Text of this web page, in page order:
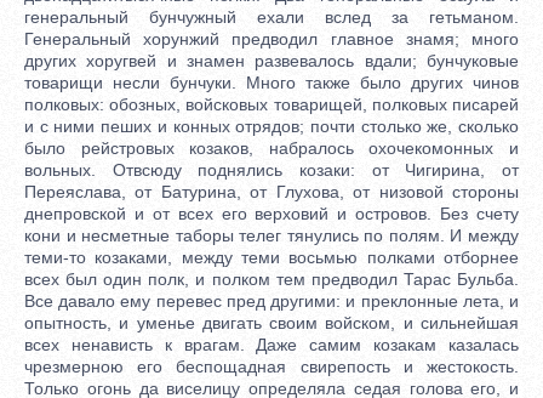
генеральный бунчужный ехали вслед за гетьманом.
Генеральный хорунжий предводил главное знамя; много
других хоругвей и знамен развевалось вдали; бунчуковые
товарищи несли бунчуки. Много также было других чинов
полковых: обозных, войсковых товарищей, полковых писарей
и с ними пеших и конных отрядов; почти столько же, сколько
было рейстровых козаков, набралось охочекомонных и
вольных. Отвсюду поднялись козаки: от Чигирина, от
Переяслава, от Батурина, от Глухова, от низовой стороны
днепровской и от всех его верховий и островов. Без счету
кони и несметные таборы телег тянулись по полям. И между
теми-то козаками, между теми восьмью полками отборнее
всех был один полк, и полком тем предводил Тарас Бульба.
Все давало ему перевес пред другими: и преклонные лета, и
опытность, и уменье двигать своим войском, и сильнейшая
всех ненависть к врагам. Даже самим козакам казалась
чрезмерною его беспощадная свирепость и жестокость.
Только огонь да виселицу определяла седая голова его, и